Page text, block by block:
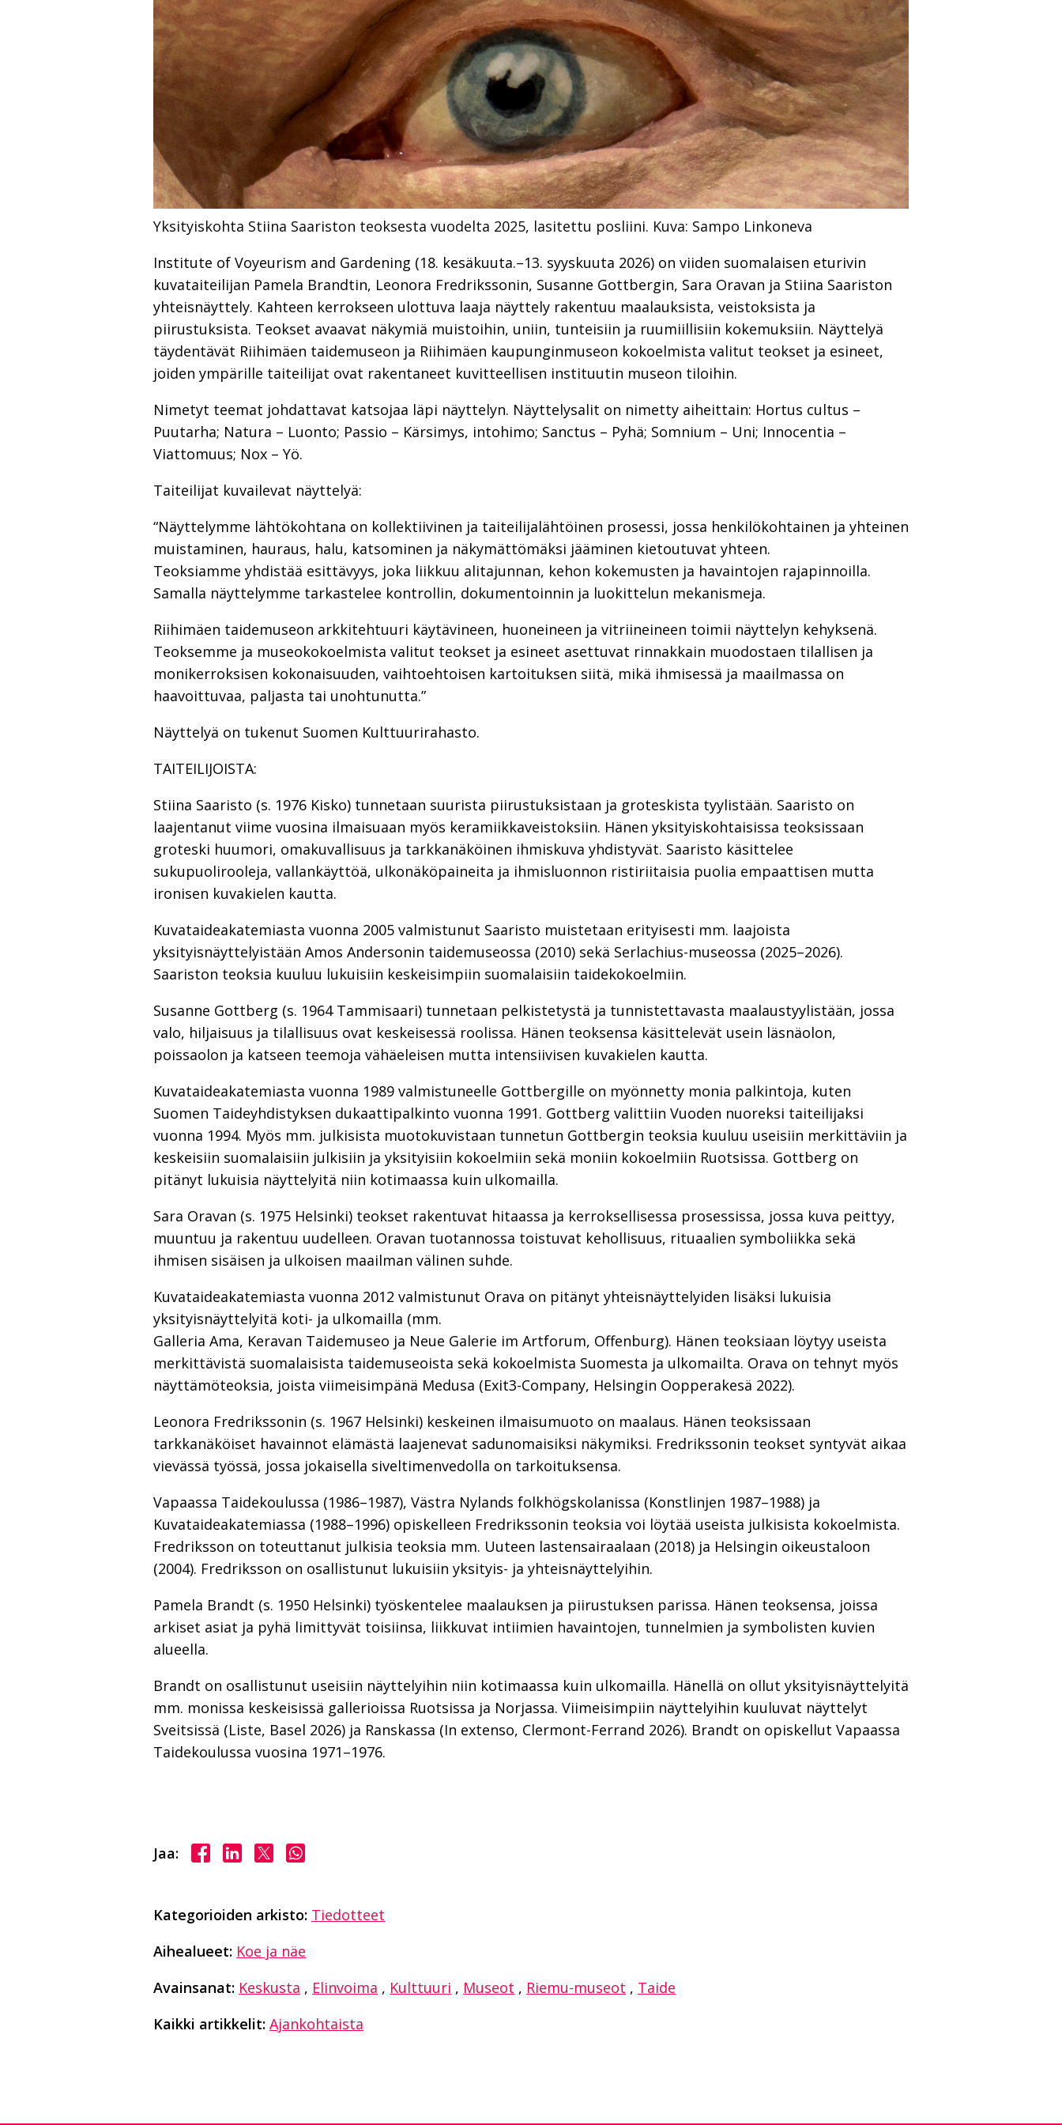
Yksityiskohta Stiina Saariston teoksesta vuodelta 2025, lasitettu posliini. Kuva: Sampo Linkoneva
Institute of Voyeurism and Gardening (18. kesäkuuta.–13. syyskuuta 2026) on viiden suomalaisen eturivin
kuvataiteilijan Pamela Brandtin, Leonora Fredrikssonin, Susanne Gottbergin, Sara Oravan ja Stiina Saariston
yhteisnäyttely. Kahteen kerrokseen ulottuva laaja näyttely rakentuu maalauksista, veistoksista ja
piirustuksista. Teokset avaavat näkymiä muistoihin, uniin, tunteisiin ja ruumiillisiin kokemuksiin. Näyttelyä
täydentävät Riihimäen taidemuseon ja Riihimäen kaupunginmuseon kokoelmista valitut teokset ja esineet,
joiden ympärille taiteilijat ovat rakentaneet kuvitteellisen instituutin museon tiloihin.
Nimetyt teemat johdattavat katsojaa läpi näyttelyn. Näyttelysalit on nimetty aiheittain: Hortus cultus –
Puutarha; Natura – Luonto; Passio – Kärsimys, intohimo; Sanctus – Pyhä; Somnium – Uni; Innocentia –
Viattomuus; Nox – Yö.
Taiteilijat kuvailevat näyttelyä:
“Näyttelymme lähtökohtana on kollektiivinen ja taiteilijalähtöinen prosessi, jossa henkilökohtainen ja yhteinen
muistaminen, hauraus, halu, katsominen ja näkymättömäksi jääminen kietoutuvat yhteen.
Teoksiamme yhdistää esittävyys, joka liikkuu alitajunnan, kehon kokemusten ja havaintojen rajapinnoilla.
Samalla näyttelymme tarkastelee kontrollin, dokumentoinnin ja luokittelun mekanismeja.
Riihimäen taidemuseon arkkitehtuuri käytävineen, huoneineen ja vitriineineen toimii näyttelyn kehyksenä.
Teoksemme ja museokokoelmista valitut teokset ja esineet asettuvat rinnakkain muodostaen tilallisen ja
monikerroksisen kokonaisuuden, vaihtoehtoisen kartoituksen siitä, mikä ihmisessä ja maailmassa on
haavoittuvaa, paljasta tai unohtunutta.”
Näyttelyä on tukenut Suomen Kulttuurirahasto.
TAITEILIJOISTA:
Stiina Saaristo (s. 1976 Kisko) tunnetaan suurista piirustuksistaan ja groteskista tyylistään. Saaristo on
laajentanut viime vuosina ilmaisuaan myös keramiikkaveistoksiin. Hänen yksityiskohtaisissa teoksissaan
groteski huumori, omakuvallisuus ja tarkkanäköinen ihmiskuva yhdistyvät. Saaristo käsittelee
sukupuolirooleja, vallankäyttöä, ulkonäköpaineita ja ihmisluonnon ristiriitaisia puolia empaattisen mutta
ironisen kuvakielen kautta.
Kuvataideakatemiasta vuonna 2005 valmistunut Saaristo muistetaan erityisesti mm. laajoista
yksityisnäyttelyistään Amos Andersonin taidemuseossa (2010) sekä Serlachius-museossa (2025–2026).
Saariston teoksia kuuluu lukuisiin keskeisimpiin suomalaisiin taidekokoelmiin.
Susanne Gottberg (s. 1964 Tammisaari) tunnetaan pelkistetystä ja tunnistettavasta maalaustyylistään, jossa
valo, hiljaisuus ja tilallisuus ovat keskeisessä roolissa. Hänen teoksensa käsittelevät usein läsnäolon,
poissaolon ja katseen teemoja vähäeleisen mutta intensiivisen kuvakielen kautta.
Kuvataideakatemiasta vuonna 1989 valmistuneelle Gottbergille on myönnetty monia palkintoja, kuten
Suomen Taideyhdistyksen dukaattipalkinto vuonna 1991. Gottberg valittiin Vuoden nuoreksi taiteilijaksi
vuonna 1994. Myös mm. julkisista muotokuvistaan tunnetun Gottbergin teoksia kuuluu useisiin merkittäviin ja
keskeisiin suomalaisiin julkisiin ja yksityisiin kokoelmiin sekä moniin kokoelmiin Ruotsissa. Gottberg on
pitänyt lukuisia näyttelyitä niin kotimaassa kuin ulkomailla.
Sara Oravan (s. 1975 Helsinki) teokset rakentuvat hitaassa ja kerroksellisessa prosessissa, jossa kuva peittyy,
muuntuu ja rakentuu uudelleen. Oravan tuotannossa toistuvat kehollisuus, rituaalien symboliikka sekä
ihmisen sisäisen ja ulkoisen maailman välinen suhde.
Kuvataideakatemiasta vuonna 2012 valmistunut Orava on pitänyt yhteisnäyttelyiden lisäksi lukuisia
yksityisnäyttelyitä koti- ja ulkomailla (mm.
Galleria Ama, Keravan Taidemuseo ja Neue Galerie im Artforum, Offenburg). Hänen teoksiaan löytyy useista
merkittävistä suomalaisista taidemuseoista sekä kokoelmista Suomesta ja ulkomailta. Orava on tehnyt myös
näyttämöteoksia, joista viimeisimpänä Medusa (Exit3-Company, Helsingin Oopperakesä 2022).
Leonora Fredrikssonin (s. 1967 Helsinki) keskeinen ilmaisumuoto on maalaus. Hänen teoksissaan
tarkkanäköiset havainnot elämästä laajenevat sadunomaisiksi näkymiksi. Fredrikssonin teokset syntyvät aikaa
vievässä työssä, jossa jokaisella siveltimenvedolla on tarkoituksensa.
Vapaassa Taidekoulussa (1986–1987), Västra Nylands folkhögskolanissa (Konstlinjen 1987–1988) ja
Kuvataideakatemiassa (1988–1996) opiskelleen Fredrikssonin teoksia voi löytää useista julkisista kokoelmista.
Fredriksson on toteuttanut julkisia teoksia mm. Uuteen lastensairaalaan (2018) ja Helsingin oikeustaloon
(2004). Fredriksson on osallistunut lukuisiin yksityis- ja yhteisnäyttelyihin.
Pamela Brandt (s. 1950 Helsinki) työskentelee maalauksen ja piirustuksen parissa. Hänen teoksensa, joissa
arkiset asiat ja pyhä limittyvät toisiinsa, liikkuvat intiimien havaintojen, tunnelmien ja symbolisten kuvien
alueella.
Brandt on osallistunut useisiin näyttelyihin niin kotimaassa kuin ulkomailla. Hänellä on ollut yksityisnäyttelyitä
mm. monissa keskeisissä gallerioissa Ruotsissa ja Norjassa. Viimeisimpiin näyttelyihin kuuluvat näyttelyt
Sveitsissä (Liste, Basel 2026) ja Ranskassa (In extenso, Clermont-Ferrand 2026). Brandt on opiskellut Vapaassa
Taidekoulussa vuosina 1971–1976.
Jaa: Jaa Facebookissa
Jaa LinkedInissä
Jaa X:ssäJaa WhasAppissa
Kategorioiden arkisto: Tiedotteet
Aihealueet: Koe ja näe
Avainsanat: Keskusta , Elinvoima , Kulttuuri , Museot , Riemu-museot , Taide
Kaikki artikkelit: Ajankohtaista